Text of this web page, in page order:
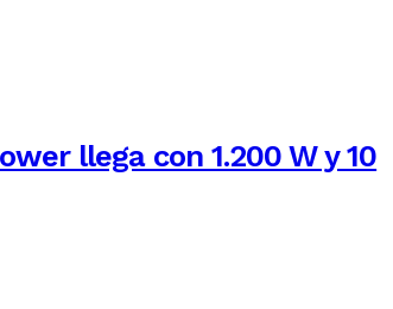
llega con 1.200 W y 10